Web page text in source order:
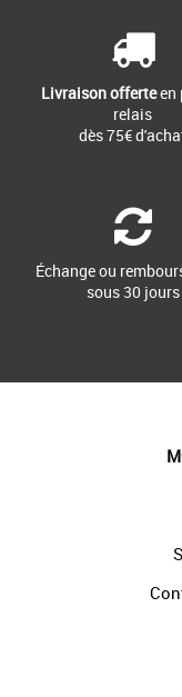
Livraison offerteen
relais
dès 75€
Échange ou
sous 30 jours